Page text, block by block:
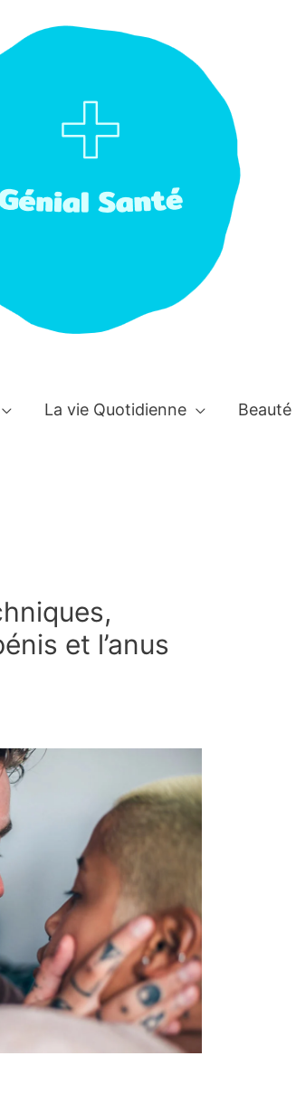
La vie Quotidienne Beauté
et l’anus